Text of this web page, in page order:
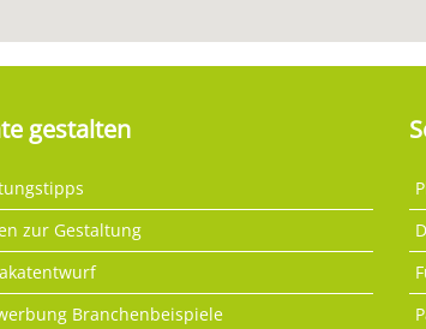
gestalten
zur Gestaltung
Branchenbeispiele